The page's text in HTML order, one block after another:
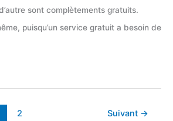
sont complètements gratuits.
puisqu’un service gratuit a besoin de
2 Suivant →